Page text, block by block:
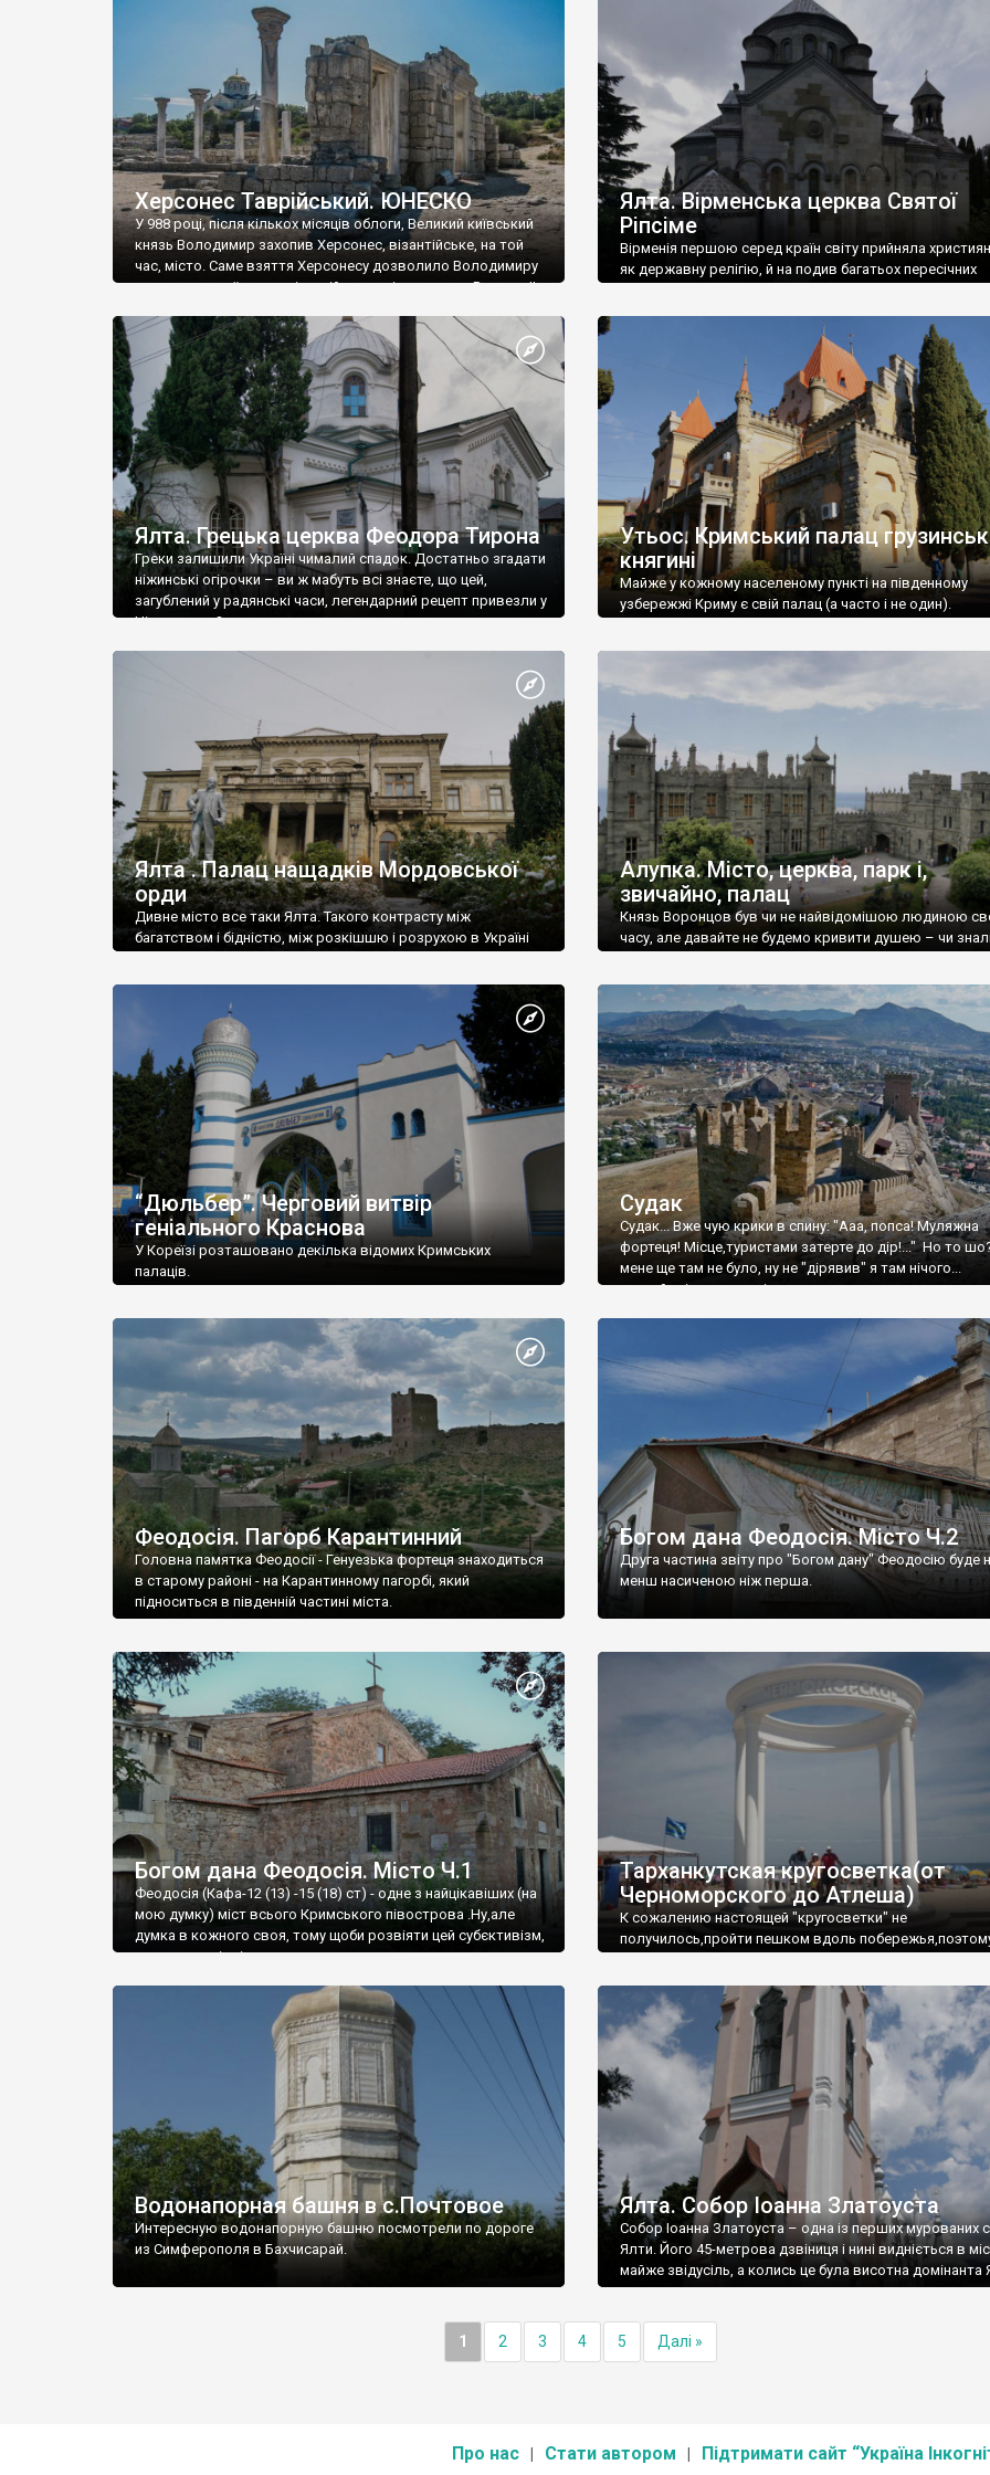
візантійської доби. Раритети викрадені з фондів об’єкту
культурної спадщини ЮНЕСКО «Херсонеса Таврійського».
Офіційно – на виставку «Золото Візантії», але експерти та
влада в Україні вважають це лише […]
називаються «повстяками» (postaki)…” “Вино. Крим
виробляє відмінне вино і його вдосталь: воно все
легке біле і дуже […]
Херсонес Таврійський. ЮНЕСКО
У 988 році, після кількох місяців облоги, Великий київський
князь Володимир захопив Херсонес, візантійське, на той
час, місто. Саме взяття Херсонесу дозволило Володимиру
диктувати свої умови візантійському імператору Василю ІІ,
Херсонесі Володимир-язичник, став Василем-
християнином. А потім було Хрещення Русі. На честь
Херсонесу Таврійського названо місто […]
Ялта. Вірменська церква Святої
Ріпсіме
Вірменія першою серед країн світу прийняла
як державну релігію, й на подив багатьох пересічних
Ялта. Грецька церква Феодора Тирона
Греки залишили Україні чималий спадок. Достатньо згадати
ніжинські огірочки – ви ж мабуть всі знаєте, що цей,
загублений у радянські часи, легендарний рецепт привезли у
Ніжин греки?
Утьос. Кримський палац
княгині
Майже у кожному населеному пункті на південному
узбережжі Криму є свій палац (а часто і не один).
Ялта . Палац нащадків Мордовської
орди
Дивне місто все таки Ялта. Такого контрасту між
багатством і бідністю, між розкішшю і розрухою в Україні
Алупка. Місто, церква, парк і,
звичайно, палац
Князь Воронцов був чи не найвідомішою людиною
часу, але давайте не будемо кривити душею – чи
“Дюльбер”. Черговий витвір
геніального Краснова
У Кореїзі розташовано декілька відомих Кримських
палаців.
Судак
Судак... Вже чую крики в спину: "Ааа, попса! Муляжна
фортеця! Місце,туристами затерте до дір!..." Но то
мене ще там не було, ну не "дірявив" я там нічого...
принаймні до цього літа.
Феодосія. Пагорб Карантинний
Головна памятка Феодосії - Генуезька фортеця знаходиться
в старому районі - на Карантинному пагорбі, який
підноситься в південній частині міста.
Богом дана Феодосія. Місто Ч.2
Друга частина звіту про "Богом дану" Феодосію буде
менш насиченою ніж перша.
Богом дана Феодосія. Місто Ч.1
Феодосія (Кафа-12 (13) -15 (18) ст) - одне з найцікавіших (на
мою думку) міст всього Кримського півострова .Ну,але
думка в кожного своя, тому щоби розвіяти цей субєктивізм,
запрошую відвідати це
Тарханкутская кругосветка(от
Черноморского до Атлеша)
К сожалению настоящей "кругосветки" не
получилось,пройти пешком вдоль
Водонапорная башня в с.Почтовое
Интересную водонапорную башню посмотрели по дороге
из Симферополя в Бахчисарай.
Ялта. Собор Іоанна Златоуста
Собор Іоанна Златоуста – одна із перших мурованих
Ялти. Його 45-метрова дзвіниця і нині видніється в
майже звідусіль, а колись це була висотна домінанта
1 2 3 4 5 Далі »
Про нас Стати автором Підтримати сайт “Україна